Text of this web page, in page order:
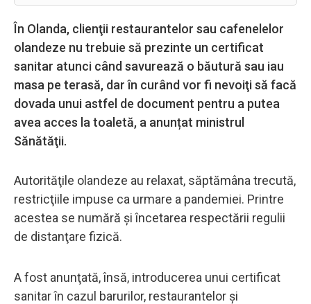
În Olanda, clienţii restaurantelor sau cafenelelor
olandeze nu trebuie să prezinte un certificat
sanitar atunci când savurează o băutură sau iau
masa pe terasă, dar în curând vor fi nevoiţi să facă
dovada unui astfel de document pentru a putea
avea acces la toaletă, a anunțat ministrul
Sănătăţii.
Autorităţile olandeze au relaxat, săptămâna trecută,
restricţiile impuse ca urmare a pandemiei. Printre
acestea se numără şi încetarea respectării regulii
de distanţare fizică.
A fost anunţată, însă, introducerea unui certificat
sanitar în cazul barurilor, restaurantelor şi